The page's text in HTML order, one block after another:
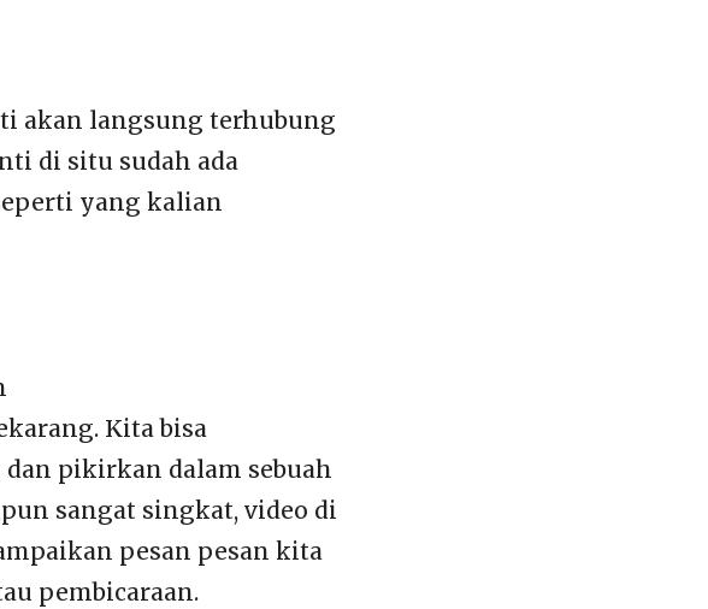
akan langsung terhubung
di situ sudah ada
yang kalian
Kita bisa
pikirkan dalam sebuah
sangat singkat, video di
pesan pesan kita
pembicaraan.